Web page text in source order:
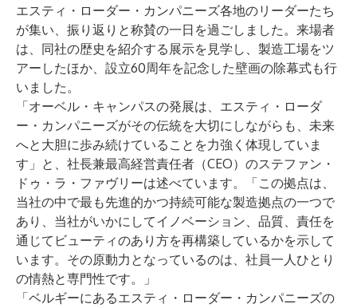
エスティ・ローダー・カンパニーズ各地のリーダーたち
が集い、振り返りと称賛の一日を過ごしました。来場者
は、同社の歴史を紹介する展示を見学し、製造工場をツ
アーしたほか、設立60周年を記念した壁画の除幕式も行
いました。
「オーベル・キャンパスの発展は、エスティ・ローダ
ー・カンパニーズがその伝統を大切にしながらも、未来
へと大胆に歩み続けていることを力強く体現していま
す」と、社長兼最高経営責任者（CEO）のステファン・
ドゥ・ラ・ファヴリーは述べています。「この拠点は、
当社の中で最も先進的かつ持続可能な製造拠点の一つで
あり、当社がいかにしてイノベーション、品質、責任を
通じてビューティのあり方を再構築しているかを示して
います。その原動力となっているのは、社員一人ひとり
の情熱と専門性です。」
「ベルギーにあるエスティ・ローダー・カンパニーズの